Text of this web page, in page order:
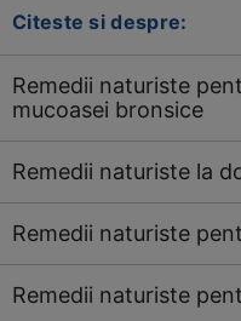
Citeste si despre:
Remedii naturiste
mucoasei bronsice
Remedii naturiste la
Remedii naturiste
Remedii naturiste